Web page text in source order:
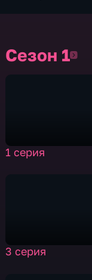
Сезон 1Сезон 1
1 серия
3 серия